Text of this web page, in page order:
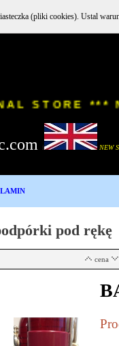
i NEW
pod rękę
cena
(pliki cookies). Ustal